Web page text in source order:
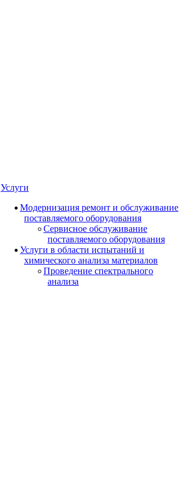
Услуги
Модернизация ремонт и обслуживание
поставляемого оборудования
Сервисное обслуживание
поставляемого оборудования
Услуги в области испытаний и
химического анализа материалов
Проведение спектрального
анализа